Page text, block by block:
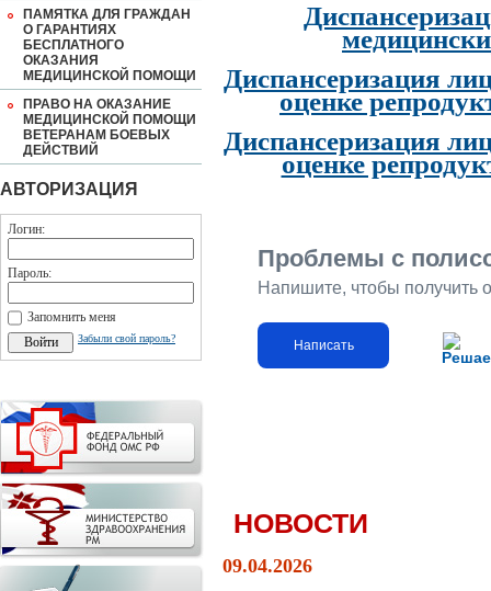
ПАМЯТКА ДЛЯ ГРАЖДАН
О ГАРАНТИЯХ
БЕСПЛАТНОГО
ОКАЗАНИЯ
МЕДИЦИНСКОЙ ПОМОЩИ
ПРАВО НА ОКАЗАНИЕ
МЕДИЦИНСКОЙ ПОМОЩИ
ВЕТЕРАНАМ БОЕВЫХ
ДЕЙСТВИЙ
АВТОРИЗАЦИЯ
Логин:
Пароль:
Запомнить меня
Забыли свой пароль?
Диспансеризация
оценке
Диспансеризация
оценке
Проблемы с
Напишите, чтобы получить
Написать
НОВОСТИ
09.04.2026